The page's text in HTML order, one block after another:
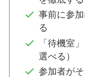
事前に参
る
「待機室
選べる）
参加者が